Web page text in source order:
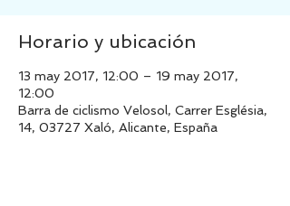
Horario y ubicación
13 may 2017, 12:00 – 19 may 2017,
12:00
Barra de ciclismo Velosol, Carrer Església,
14, 03727 Xaló, Alicante, España